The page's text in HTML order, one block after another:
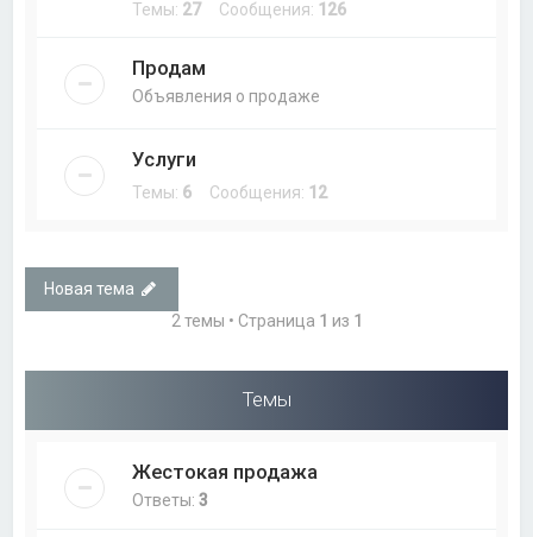
Темы: 27Сообщения: 126
Продам
Объявления о продаже
Услуги
Темы: 6 Сообщения: 12
Новая тема
2 темы • Страница 1 из 1
Темы
Жестокая продажа
Ответы:3